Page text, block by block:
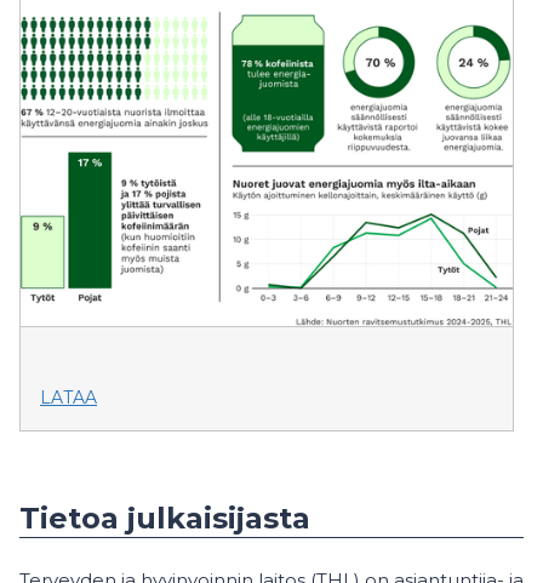
LATAA
Tietoa julkaisijasta